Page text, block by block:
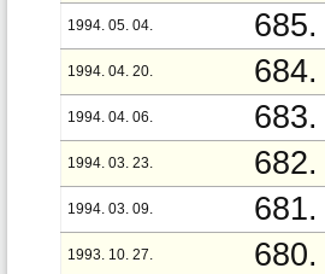
1994. 05. 04. 685.
1994. 04. 20. 684.
1994. 04. 06. 683.
1994. 03. 23. 682.
1994. 03. 09. 681.
1993. 10. 27. 680.